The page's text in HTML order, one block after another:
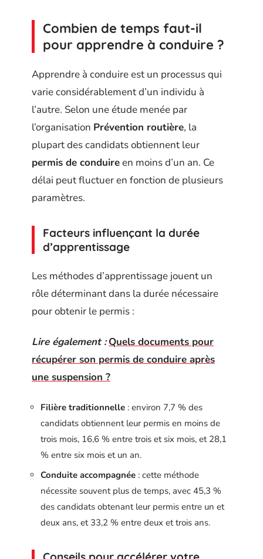
Combien de temps faut-il
pour apprendre à conduire ?
Apprendre à conduire est un processus qui
varie considérablement d’un individu à
l’autre. Selon une étude menée par
l’organisation Prévention routière, la
plupart des candidats obtiennent leur
permis de conduireen moins d’un an. Ce
délai peut fluctuer en fonction de plusieurs
paramètres.
Facteurs influençant la durée
d’apprentissage
Les méthodes d’apprentissage jouent un
rôle déterminant dans la durée nécessaire
pour obtenir le permis :
Lire également : Quels documents pour
récupérer son permis de conduire après
une suspension ?
Filière traditionnelle : environ 7,7 % des
candidats obtiennent leur permis en moins de
trois mois, 16,6 % entre trois et six mois, et 28,1
% entre six mois et un an.
Conduite accompagnée : cette méthode
nécessite souvent plus de temps, avec 45,3 %
des candidats obtenant leur permis entre un et
deux ans, et 33,2 % entre deux et trois ans.